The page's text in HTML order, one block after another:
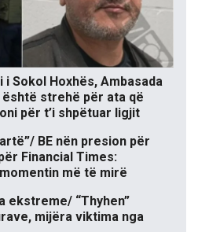
i Sokol Hoxhës, Ambasada
është strehë për ata që
për t’i shpëtuar ligjit
BE nën presion për
Financial Times:
më të mirë
ekstreme/ “Thyhen”
mijëra viktima nga